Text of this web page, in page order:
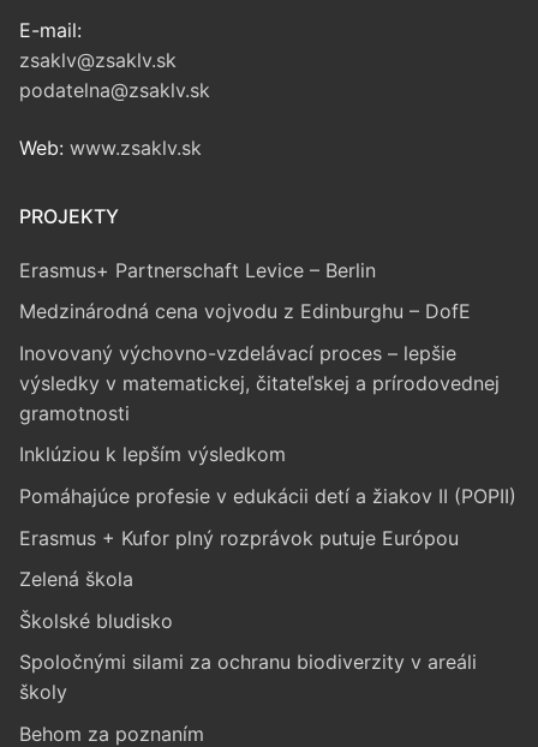
E-mail:
zsaklv@zsaklv.sk
podatelna@zsaklv.sk
Web: www.zsaklv.sk
PROJEKTY
Erasmus+ Partnerschaft Levice – Berlin
Medzinárodná cena vojvodu z Edinburghu – DofE
Inovovaný výchovno-vzdelávací proces – lepšie
výsledky v matematickej, čitateľskej a prírodovednej
gramotnosti
Inklúziou k lepším výsledkom
Pomáhajúce profesie v edukácii detí a žiakov II (POPII)
Erasmus + Kufor plný rozprávok putuje Európou
Zelená škola
Školské bludisko
Spoločnými silami za ochranu biodiverzity v areáli
školy
Behom za poznaním